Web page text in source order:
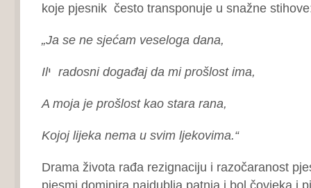
koje pjesnik često transponuje u snažne
„Ja se ne sjećam veseloga dana,
Il radosni događaj da mi prošlost ima,
A moja je prošlost kao stara rana,
Kojoj lijeka nema u svim ljekovima.“
Drama života rađa rezignaciju i razočaranost
pjesmi dominira najdublja patnja i bol čovjeka i